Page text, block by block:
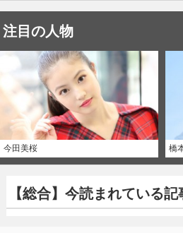
注目の人物
今田美桜 橋
【総合】今読まれている記